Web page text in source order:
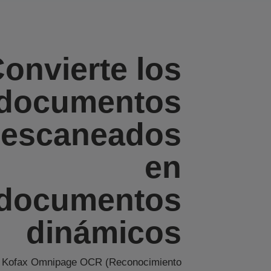
los
escaneados
en
dinámicos
Kofax Omnipage OCR (Reconocimiento